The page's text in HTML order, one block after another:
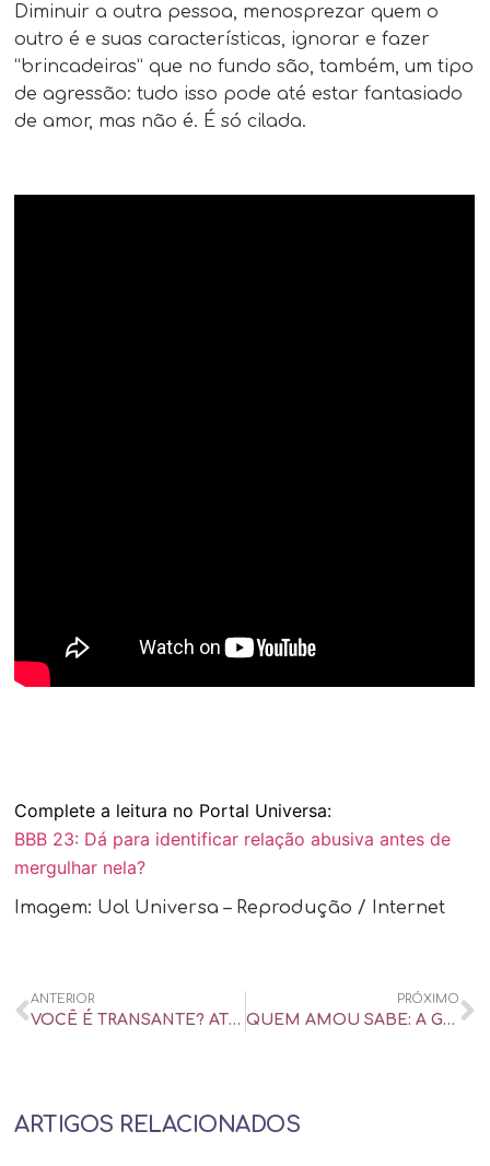
Diminuir a outra pessoa, menosprezar quem o
outro é e suas características, ignorar e fazer
“brincadeiras” que no fundo são, também, um tipo
de agressão: tudo isso pode até estar fantasiado
de amor, mas não é. É só cilada.
Complete a leitura no Portal Universa:
BBB 23: Dá para identificar relação abusiva antes de
mergulhar nela?
Imagem: Uol Universa – Reprodução / Internet
ANTERIOR
VOCÊ É TRANSANTE? ATENÇÃO: RESPOSTA NÃO DEPENDE DO SEU NÚMERO DE PARCEIROS – UOL UNIVERSA
PRÓXIMO
QUEM AMOU SABE: A GENTE SE ARREPENDE UM POUCO AO TERMINAR UMA BOA RELAÇÃO – UOL UNIVERSA
ARTIGOS RELACIONADOS